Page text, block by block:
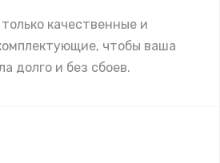
качественные и
чтобы ваша
долго и без сбоев.